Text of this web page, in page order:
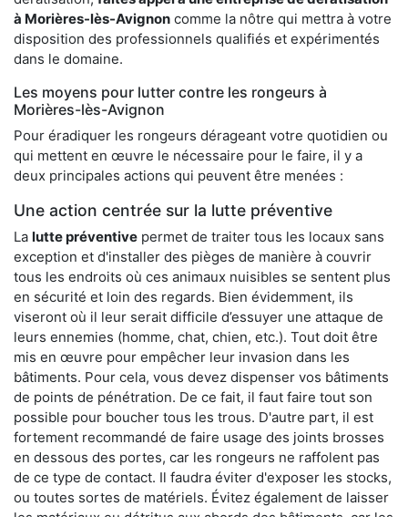
à Morières-lès-Avignon comme la nôtre qui mettra à votre
disposition des professionnels qualifiés et expérimentés
dans le domaine.
Les moyens pour lutter contre les rongeurs à
Morières-lès-Avignon
Pour éradiquer les rongeurs dérageant votre quotidien ou
qui mettent en œuvre le nécessaire pour le faire, il y a
deux principales actions qui peuvent être menées :
Une action centrée sur la lutte préventive
La lutte préventive permet de traiter tous les locaux sans
exception et d'installer des pièges de manière à couvrir
tous les endroits où ces animaux nuisibles se sentent plus
en sécurité et loin des regards. Bien évidemment, ils
viseront où il leur serait difficile d’essuyer une attaque de
leurs ennemies (homme, chat, chien, etc.). Tout doit être
mis en œuvre pour empêcher leur invasion dans les
bâtiments. Pour cela, vous devez dispenser vos bâtiments
de points de pénétration. De ce fait, il faut faire tout son
possible pour boucher tous les trous. D'autre part, il est
fortement recommandé de faire usage des joints brosses
en dessous des portes, car les rongeurs ne raffolent pas
de ce type de contact. Il faudra éviter d'exposer les stocks,
ou toutes sortes de matériels. Évitez également de laisser